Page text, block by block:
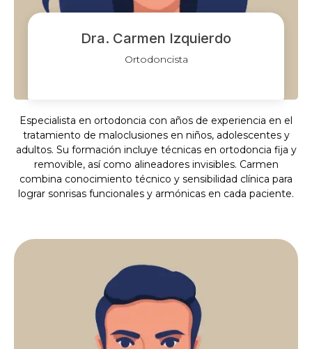
Dra. Carmen Izquierdo
Ortodoncista
Especialista en ortodoncia con años de experiencia en el
tratamiento de maloclusiones en niños, adolescentes y
adultos. Su formación incluye técnicas en ortodoncia fija y
removible, así como alineadores invisibles. Carmen
combina conocimiento técnico y sensibilidad clínica para
lograr sonrisas funcionales y armónicas en cada paciente.